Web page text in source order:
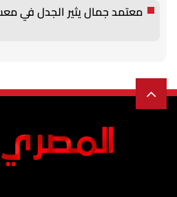
معتمد جمال يثير الجدل في